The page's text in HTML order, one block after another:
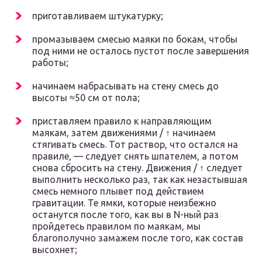
приготавливаем штукатурку;
промазываем смесью маяки по бокам, чтобы
под ними не осталось пустот после завершения
работы;
начинаем набрасывать на стену смесь до
высоты ≈50 см от пола;
приставляем правило к направляющим
маякам, затем движениями / ↑ начинаем
стягивать смесь. Тот раствор, что остался на
правиле, — следует снять шпателем, а потом
снова сбросить на стену. Движения / ↑ следует
выполнить несколько раз, так как незастывшая
смесь немного плывет под действием
гравитации. Те ямки, которые неизбежно
останутся после того, как вы в N-ный раз
пройдетесь правилом по маякам, мы
благополучно замажем после того, как состав
высохнет;